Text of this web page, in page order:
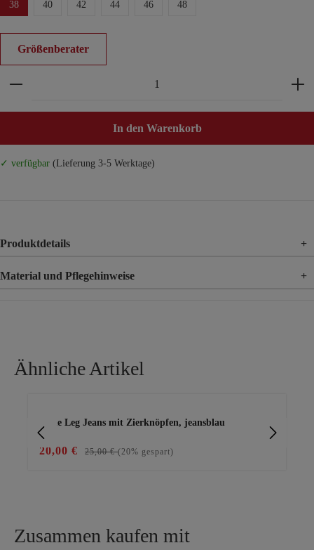
38 40 42 44 46 48
Größenberater
Produkt Anzahl: Gib den gewünschten Wert ein
In den Warenkorb
✓ verfügbar (Lieferung 3-5 Werktage)
Produktdetails +
Material und Pflegehinweise +
Ähnliche Artikel
Wide Leg Jeans mit Zierknöpfen, jeansblau
20,00 € 25,00 €(20% gespart)
Zusammen kaufen mit